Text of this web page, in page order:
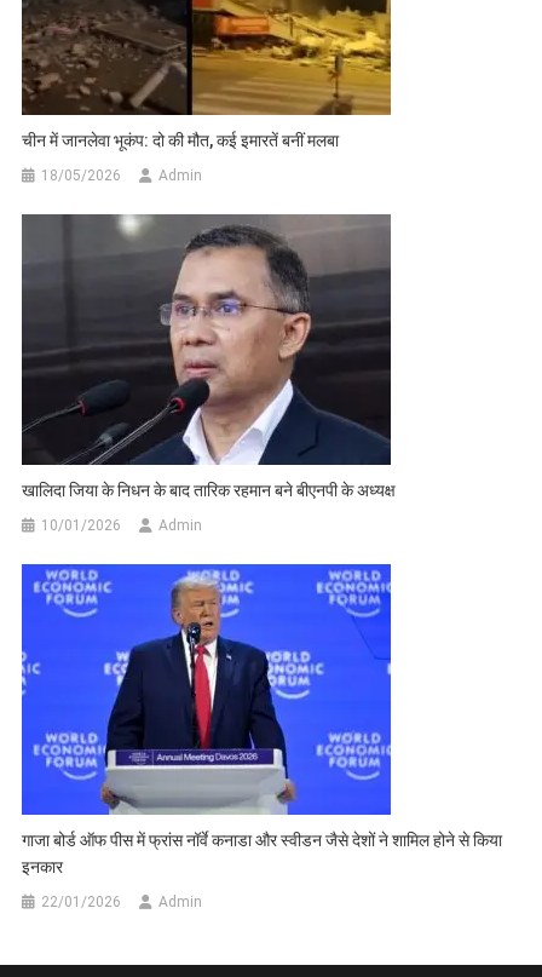
चीन में जानलेवा भूकंप: दो की मौत, कई इमारतें बनीं मलबा
18/05/2026 Admin
खालिदा जिया के निधन के बाद तारिक रहमान बने बीएनपी के अध्यक्ष
10/01/2026 Admin
गाजा बोर्ड ऑफ पीस में फ्रांस नॉर्वे कनाडा और स्वीडन जैसे देशों ने शामिल होने से किया
इनकार
22/01/2026 Admin